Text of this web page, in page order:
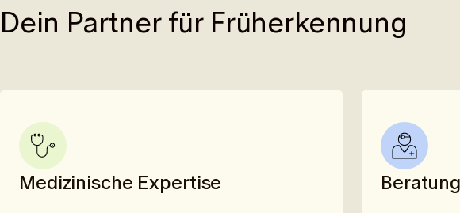
Dein Partner für Früherkennung
Medizinische Expertise